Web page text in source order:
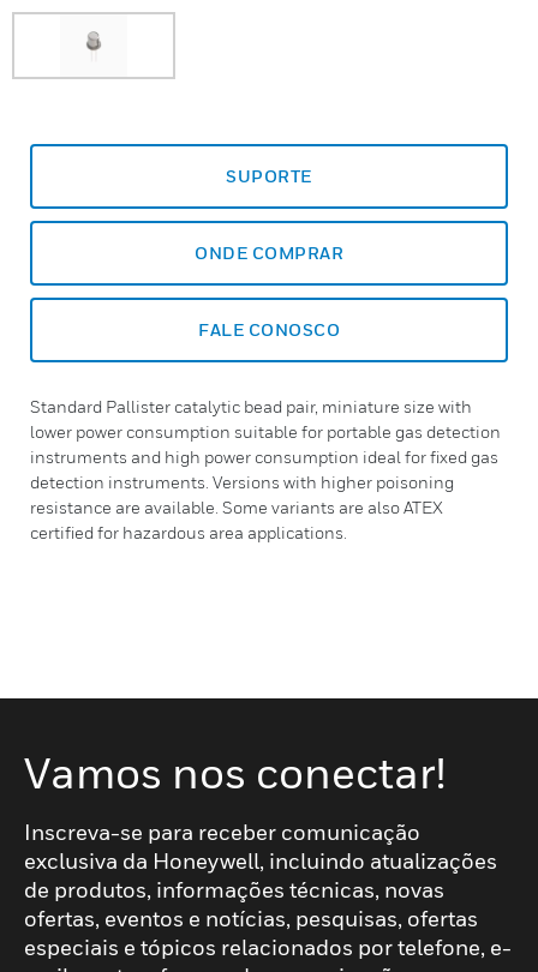
SUPORTE
ONDE COMPRAR
FALE CONOSCO
Standard Pallister catalytic bead pair, miniature size with
lower power consumption suitable for portable gas detection
instruments and high power consumption ideal for fixed gas
detection instruments. Versions with higher poisoning
resistance are available. Some variants are also ATEX
certified for hazardous area applications.
Vamos nos conectar!
Inscreva-se para receber comunicação
exclusiva da Honeywell, incluindo atualizações
de produtos, informações técnicas, novas
ofertas, eventos e notícias, pesquisas, ofertas
especiais e tópicos relacionados por telefone, e-